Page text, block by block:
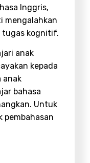
Inggris,
mengalahkan
tugas kognitif.
anak
kepada
anak
bahasa
Untuk
pembahasan